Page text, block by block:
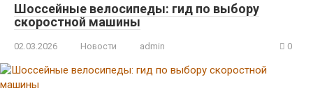
Шоссейные велосипеды: гид по выбору
скоростной машины
02.03.2026 Новости admin 0